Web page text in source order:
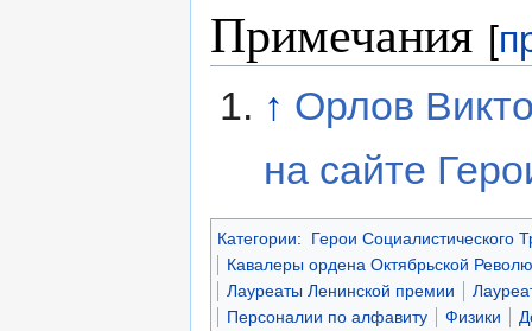
Примечания [
↑ Орлов
на сайте
Категории:
Герои Социалистического
Кавалеры ордена Октябрьской
Лауреаты Ленинской премии
Персоналии по алфавиту
Физики